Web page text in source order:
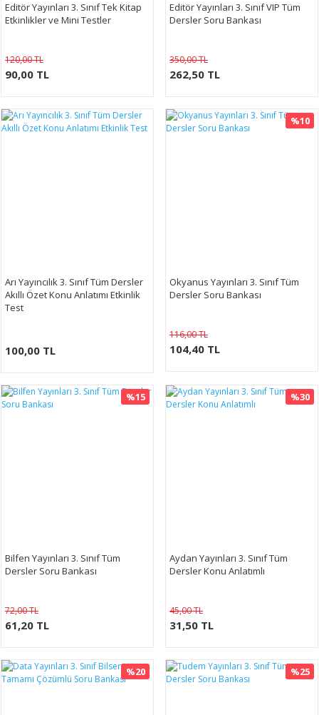
Editör Yayınları 3. Sınıf Tek Kitap
Etkinlikler ve Mini Testler
120,00 TL
90,00 TL
Editör Yayınları 3. Sınıf VIP Tüm
Dersler Soru Bankası
350,00 TL
262,50 TL
Arı Yayıncılık 3. Sınıf Tüm Dersler
Akıllı Özet Konu Anlatımı Etkinlik
Test
100,00 TL
%10
Okyanus Yayınları 3. Sınıf Tüm
Dersler Soru Bankası
116,00 TL
104,40 TL
%15
Bilfen Yayınları 3. Sınıf Tüm
Dersler Soru Bankası
72,00 TL
61,20 TL
%30
Aydan Yayınları 3. Sınıf Tüm
Dersler Konu Anlatımlı
45,00 TL
31,50 TL
%20 %25